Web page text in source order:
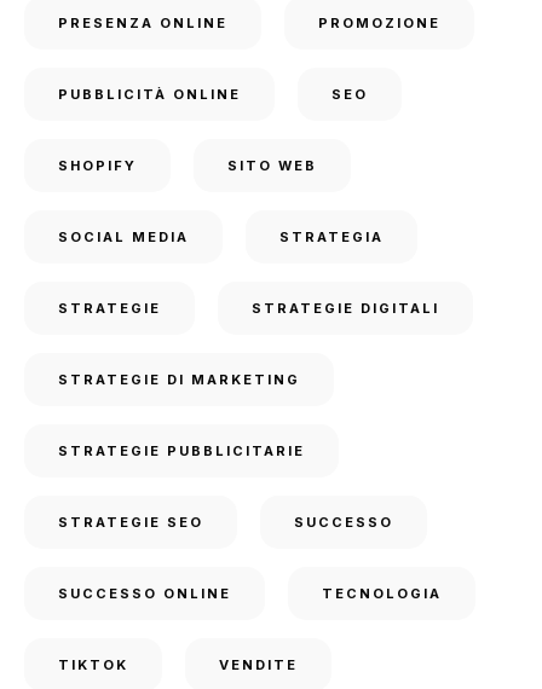
PRESENZA ONLINE PROMOZIONE
PUBBLICITÀ ONLINE SEO
SHOPIFY SITO WEB
SOCIAL MEDIA STRATEGIA
STRATEGIE STRATEGIE DIGITALI
STRATEGIE DI MARKETING
STRATEGIE PUBBLICITARIE
STRATEGIE SEO SUCCESSO
SUCCESSO ONLINE TECNOLOGIA
TIKTOK VENDITE